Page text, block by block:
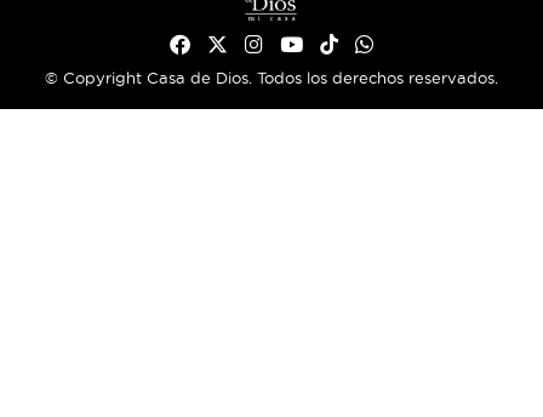
© Copyright Casa de Dios. Todos los derechos reservados.